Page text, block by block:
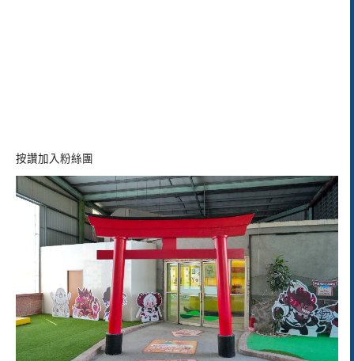
按讚加入粉絲團